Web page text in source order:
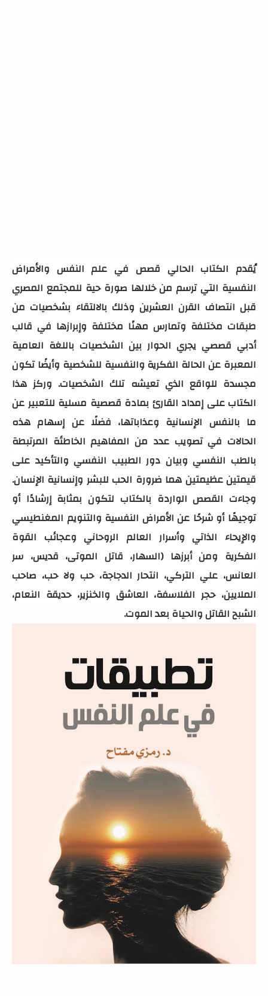
يُقدم الكتاب الحالي قصص في علم النفس والأمراض
النفسية التي ترسم من خلالها صورة حية للمجتمع المصري
قبل انتصاف القرن العشرين وذلك بالالتقاء بشخصيات من
طبقات مختلفة وتمارس مهنًا مختلفة وإبرازها في قالب
أدبي قصصي يجري الحوار بين الشخصيات باللغة العامية
المعبرة عن الحالة الفكرية والنفسية للشخصية وأيضًا تكون
مجسدة للواقع الذي تعيشه تلك الشخصيات. وركز هذا
الكتاب على إمداد القارئ بمادة قصصية مسلية للتعبير عن
ما بالنفس الإنسانية وعذاباتها، فضلًا عن إسهام هذه
الحالات في تصويب عدد من المفاهيم الخاطئة المرتبطة
بالطب النفسي وبيان دور الطبيب النفسي والتأكيد على
قيمتين عظيمتين هما ضرورة الحب للبشر وإنسانية الإنسان.
وجاءت القصص الواردة بالكتاب لتكون بمثابة إرشادًا أو
توجيهًا أو شرحًا عن الأمراض النفسية والتنويم المغنطيسي
والإيحاء الذاتي وأسرار العالم الروحاني وعجائب القوة
الفكرية ومن أبرزها (السهار، قاتل الموتى، قديس، سر
العانس، علي التركي، انتحار الدجاجة، حب ولا حب، صاحب
الملايين، حجر الفلاسفة، العاشق والخنزير، حديقة النعام،
الشبح القاتل والحياة بعد الموت.